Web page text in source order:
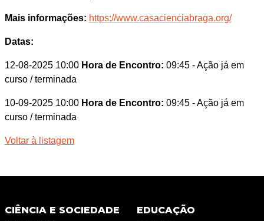
Mais informações: https://www.casacienciabraga.org/
Datas:
12-08-2025 10:00 Hora de Encontro: 09:45 - Ação já em
curso / terminada
10-09-2025 10:00 Hora de Encontro: 09:45 - Ação já em
curso / terminada
Voltar à listagem
CIÊNCIA E SOCIEDADE EDUCAÇÃO